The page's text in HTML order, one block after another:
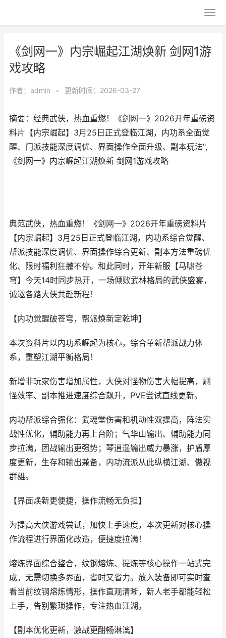
《剑网一》内宗崛起江湖焕新 剑网1游
戏攻略
作者： admin • 更新时间：2026-03-27
摘要：经典武侠，热血重燃！《剑网一》2026开年重磅资
料片【内宗崛起】3月25日正式登临江湖，内功系全面觉
醒、门派技能深度调优、界面操作全面升级、副本玩法",
《剑网一》内宗崛起江湖焕新 剑网1游戏攻略
典范武侠，热血重燃！《剑网一》2026开年重磅资料片
【内宗崛起】3月25日正式登临江湖，内功系综合觉醒、
帮派技能深度调优、界面操作综合更新、副本方法重磅优
化、限时福利狂撒不停。和此同时，开年新服【马啸苍
穹】今天14时同步热开，一场倾败武林格局的武侠盛宴，
诚邀各路大侠共赴新程！
【内功觉醒破苍穹，帮派焕新定乾坤】
本次资料片以内功系崛起为核心，综合革新帮派战力体
系，重塑江湖平衡格局！
新增非玩家伤害增加属性，大侠对怪物伤害大幅提高，刷
怪效率、副本推进速度综合飙升，PVE尝试直线更新。
内功帮派综合强化：武魂堂伤害和机动性双提高，阵法实
战性优化，辅助能力再上台阶；气华山输出、辅助能力同
步拉满，团战输出更强势；琴逍遥输出威力暴涨，护盾厚
度更新，生存和输出兼备，内功流派从此纵横江湖、傲视
群雄。
【界面焕新更便捷，操作流畅无负担】
为提高大侠游戏尝试，加快上手速度，本次更新对核心操
作流程进行界面化改造，便捷度拉满！
熔炼界面综合整合，纹钢熔炼、提炼等核心操作一站式完
成，无需切换多界面，省时又省力。放入装备即可实时查
看当前纹钢熔炼情形，操作直观清晰，新人老手都能轻松
上手，告别繁琐操作，专注热血江湖。
【副本优化更新，激战更酣畅淋漓】